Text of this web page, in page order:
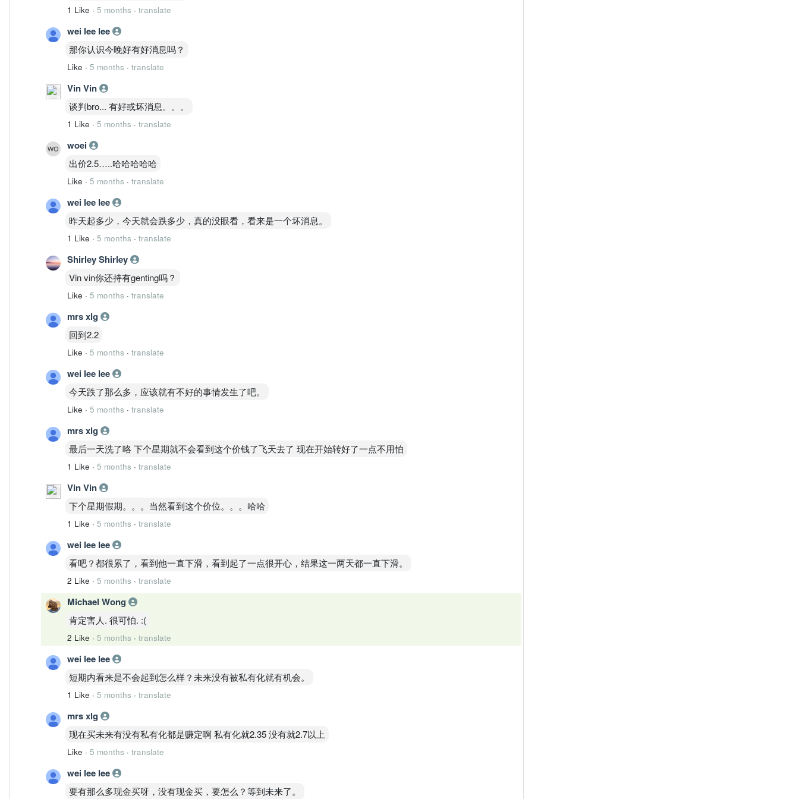
1 Like · 5 months · translate
wei lee lee
那你认识今晚好有好消息吗？
Like · 5 months · translate
Vin Vin
谈判bro... 有好或坏消息。。。
1 Like · 5 months · translate
woei
出价2.5…..哈哈哈哈哈
Like · 5 months · translate
wei lee lee
昨天起多少，今天就会跌多少，真的没眼看，看来是一个坏消息。
1 Like · 5 months · translate
Shirley Shirley
Vin vin你还持有genting吗？
Like · 5 months · translate
mrs xlg
回到2.2
Like · 5 months · translate
wei lee lee
今天跌了那么多，应该就有不好的事情发生了吧。
Like · 5 months · translate
mrs xlg
最后一天洗了咯 下个星期就不会看到这个价钱了飞天去了 现在开始转好了一点不用怕
1 Like · 5 months · translate
Vin Vin
下个星期假期。。。当然看到这个价位。。。哈哈
1 Like · 5 months · translate
wei lee lee
看吧？都很累了，看到他一直下滑，看到起了一点很开心，结果这一两天都一直下滑。
2 Like · 5 months · translate
Michael Wong
肯定害人. 很可怕. :(
2 Like · 5 months · translate
wei lee lee
短期内看来是不会起到怎么样？未来没有被私有化就有机会。
1 Like · 5 months · translate
mrs xlg
现在买未来有没有私有化都是赚定啊 私有化就2.35 没有就2.7以上
Like · 5 months · translate
wei lee lee
要有那么多现金买呀，没有现金买，要怎么？等到未来了。